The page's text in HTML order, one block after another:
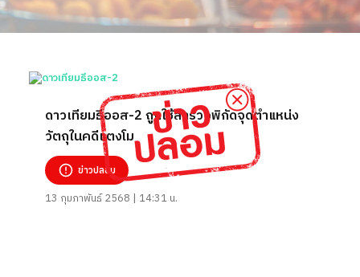
ดาวเทียมธีออส-2 ถูกใช้สำรวจพิกัดจุดตำแหน่ง
วัตถุในคดีแตงโม
ข่าวปลอม
13 กุมภาพันธ์ 2568 | 14:31 น.